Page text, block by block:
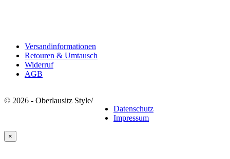
Versandinformationen
Retouren & Umtausch
Widerruf
AGB
© 2026 - Oberlausitz Style/
Datenschutz
Impressum
×